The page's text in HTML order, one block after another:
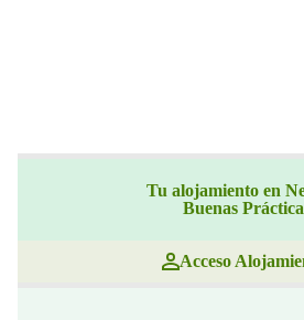
Tu alojamiento en
Buenas
Acceso